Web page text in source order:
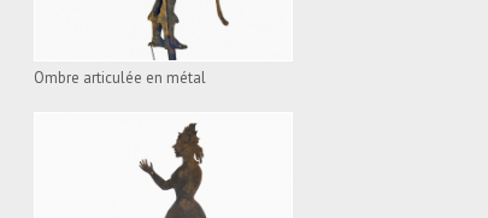
Ombre articulée en métal